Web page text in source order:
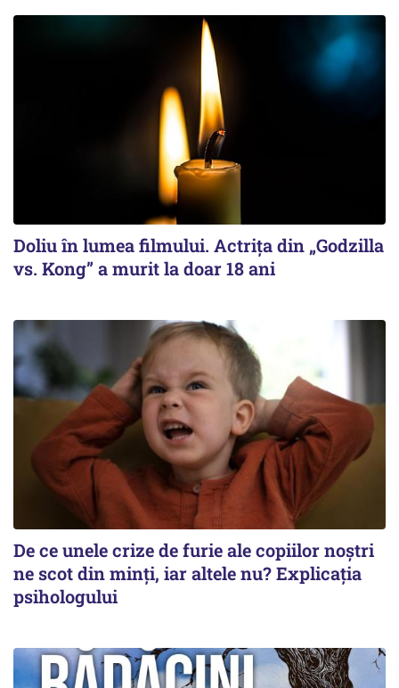
Doliu în lumea filmului. Actrița din „Godzilla
vs. Kong” a murit la doar 18 ani
De ce unele crize de furie ale copiilor noștri
ne scot din minți, iar altele nu? Explicația
psihologului